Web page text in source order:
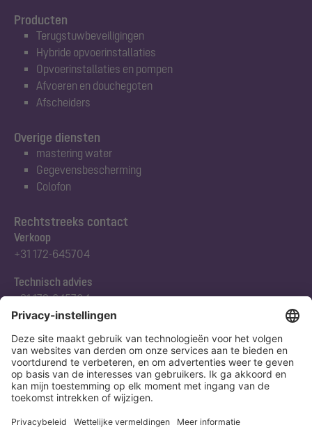
Producten
Terugstuwbeveiligingen
Hybride opvoerinstallaties
Opvoerinstallaties en pompen
Afvoeren en douchegoten
Afscheiders
Rechtstreeks contact
Verkoop
+31 172-645704
Technisch advies
+31 172-645704
Abonneert u zich op onze nieuwsbrief
Nu aanmelden
Overige diensten
mastering water
Gegevensbescherming
Colofon